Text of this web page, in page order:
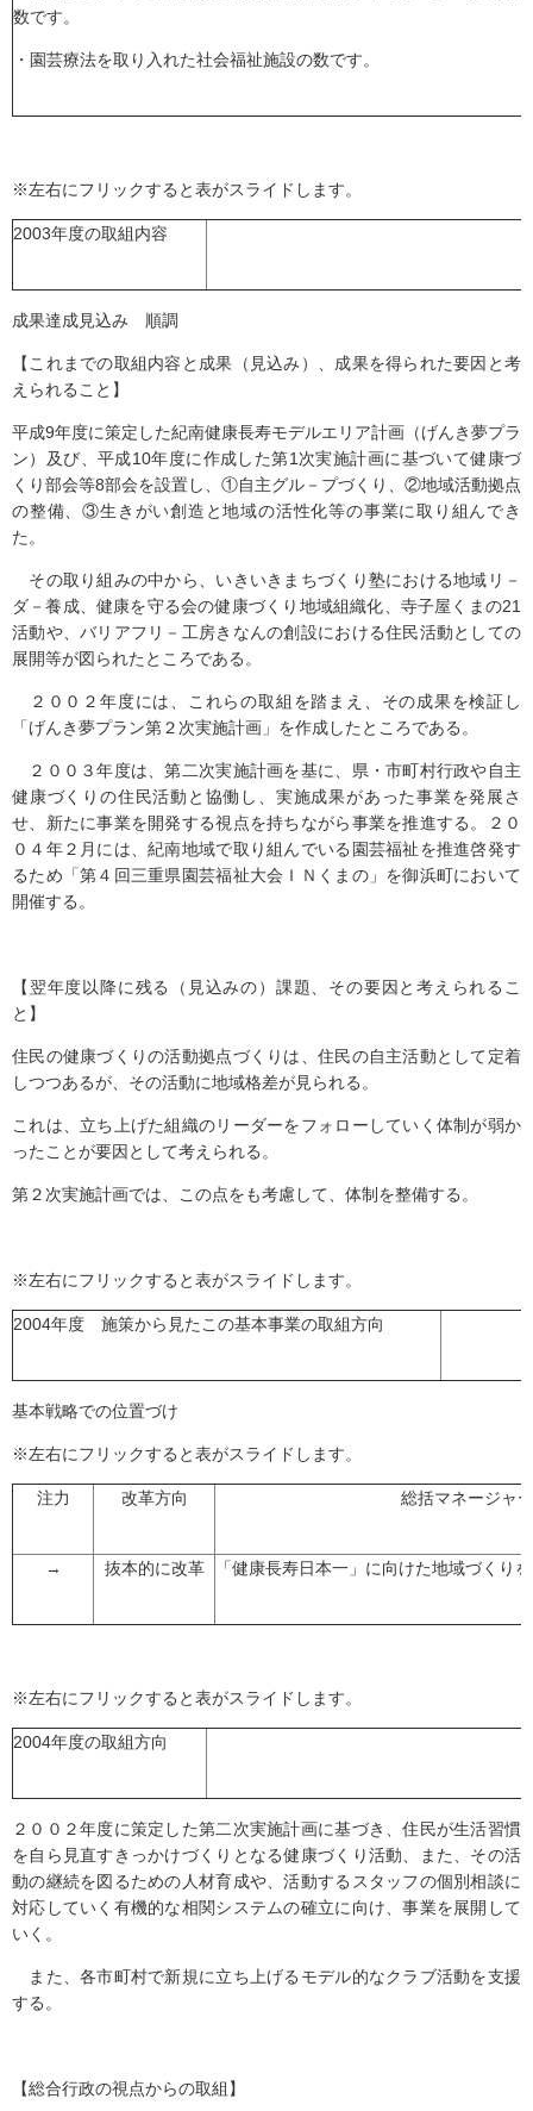
数です。
・園芸療法を取り入れた社会福祉施設の数です。
※左右にフリックすると表がスライドします。
2003年度の取組内容
成果達成見込み 順調
【これまでの取組内容と成果（見込み）、成果を得られた要因と考
えられること】
平成9年度に策定した紀南健康長寿モデルエリア計画（げんき夢プラ
ン）及び、平成10年度に作成した第1次実施計画に基づいて健康づ
くり部会等8部会を設置し、①自主グル－プづくり、②地域活動拠点
の整備、③生きがい創造と地域の活性化等の事業に取り組んでき
た。
その取り組みの中から、いきいきまちづくり塾における地域リ－
ダ－養成、健康を守る会の健康づくり地域組織化、寺子屋くまの21
活動や、バリアフリ－工房きなんの創設における住民活動としての
展開等が図られたところである。
２００２年度には、これらの取組を踏まえ、その成果を検証し
「げんき夢プラン第２次実施計画」を作成したところである。
２００３年度は、第二次実施計画を基に、県・市町村行政や自主
健康づくりの住民活動と協働し、実施成果があった事業を発展さ
せ、新たに事業を開発する視点を持ちながら事業を推進する。２０
０４年２月には、紀南地域で取り組んでいる園芸福祉を推進啓発す
るため「第４回三重県園芸福祉大会ＩＮくまの」を御浜町において
開催する。
【翌年度以降に残る（見込みの）課題、その要因と考えられるこ
と】
住民の健康づくりの活動拠点づくりは、住民の自主活動として定着
しつつあるが、その活動に地域格差が見られる。
これは、立ち上げた組織のリーダーをフォローしていく体制が弱か
ったことが要因として考えられる。
第２次実施計画では、この点をも考慮して、体制を整備する。
※左右にフリックすると表がスライドします。
2004年度 施策から見たこの基本事業の取組方向
基本戦略での位置づけ
※左右にフリックすると表がスライドします。
注力 改革方向 総括マネージャ
→ 抜本的に改革 「健康長寿日本一」に向けた地域づくり
※左右にフリックすると表がスライドします。
2004年度の取組方向
２００２年度に策定した第二次実施計画に基づき、住民が生活習慣
を自ら見直すきっかけづくりとなる健康づくり活動、また、その活
動の継続を図るための人材育成や、活動するスタッフの個別相談に
対応していく有機的な相関システムの確立に向け、事業を展開して
いく。
また、各市町村で新規に立ち上げるモデル的なクラブ活動を支援
する。
【総合行政の視点からの取組】